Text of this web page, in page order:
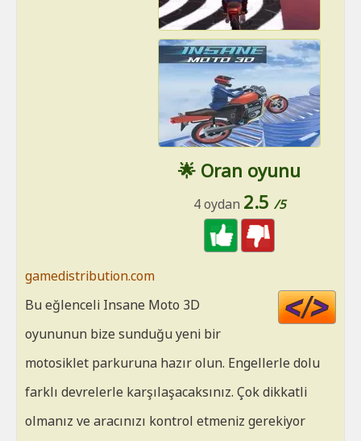
🌟 Oran oyunu
4 oydan 2.5 /5
gamedistribution.com
Bu eğlenceli Insane Moto 3D
oyununun bize sunduğu yeni bir
motosiklet parkuruna hazır olun. Engellerle dolu
farklı devrelerle karşılaşacaksınız. Çok dikkatli
olmanız ve aracınızı kontrol etmeniz gerekiyor